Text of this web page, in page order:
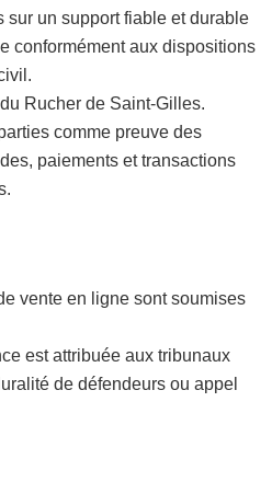
sur un support fiable et durable
conformément aux dispositions
Rucher de Saint-Gilles.
comme preuve des
paiements et transactions
vente en ligne sont soumises
est attribuée aux tribunaux
de défendeurs ou appel